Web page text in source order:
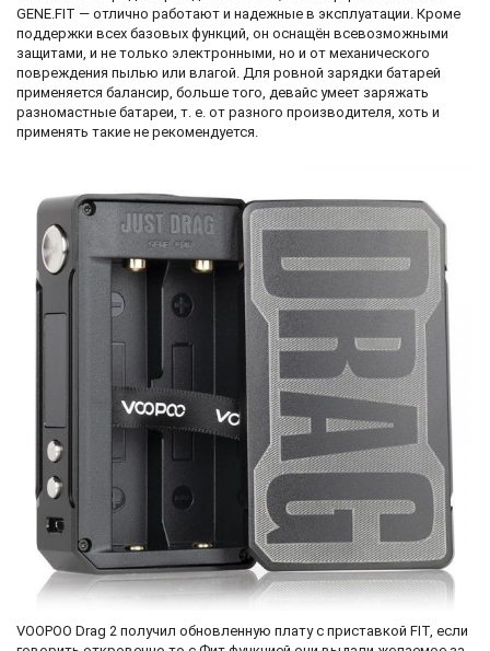
GENE.FIT — отлично работают и надежные в эксплуатации. Кроме
поддержки всех базовых функций, он оснащён всевозможными
защитами, и не только электронными, но и от механического
повреждения пылью или влагой. Для ровной зарядки батарей
применяется балансир, больше того, девайс умеет заряжать
разномастные батареи, т. е. от разного производителя, хоть и
применять такие не рекомендуется.
VOOPOO Drag 2 получил обновленную плату с приставкой FIT, если